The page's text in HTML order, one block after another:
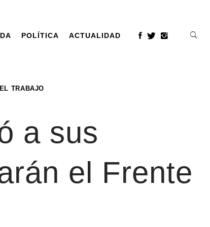
POLÍTICA ACTUALIDAD
TRABAJO
a sus
el Frente